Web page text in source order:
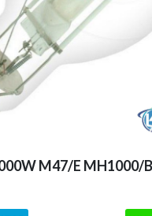
M47/E MH1000/